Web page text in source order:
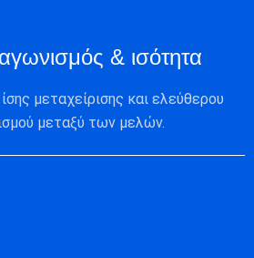
& ισότητα
μεταχείρισης και ελεύθερου
μεταξύ των μελών.